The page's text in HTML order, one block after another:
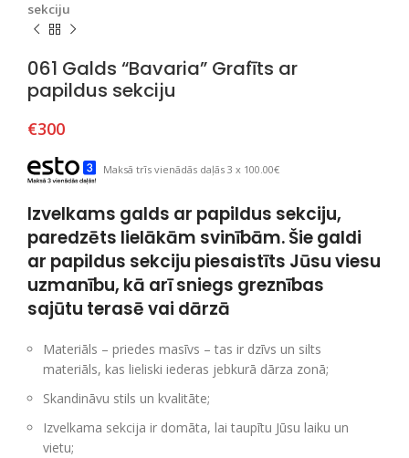
sekciju
061 Galds “Bavaria” Grafīts ar
papildus sekciju
€300
Maksā trīs vienādās daļās 3 x 100.00€
Izvelkams galds ar papildus sekciju,
paredzēts lielākām svinībām. Šie galdi
ar papildus sekciju piesaistīts Jūsu viesu
uzmanību, kā arī sniegs greznības
sajūtu terasē vai dārzā
Materiāls – priedes masīvs – tas ir dzīvs un silts
materiāls, kas lieliski iederas jebkurā dārza zonā;
Skandināvu stils un kvalitāte;
Izvelkama sekcija ir domāta, lai taupītu Jūsu laiku un
vietu;